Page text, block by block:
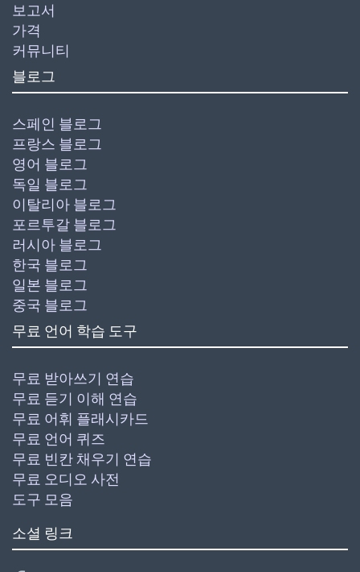
보고서
가격
커뮤니티
블로그
스페인 블로그
프랑스 블로그
영어 블로그
독일 블로그
이탈리아 블로그
포르투갈 블로그
러시아 블로그
한국 블로그
일본 블로그
중국 블로그
무료 언어 학습 도구
무료 받아쓰기 연습
무료 듣기 이해 연습
무료 어휘 플래시카드
무료 언어 퀴즈
무료 빈칸 채우기 연습
무료 오디오 사전
도구 모음
소셜 링크